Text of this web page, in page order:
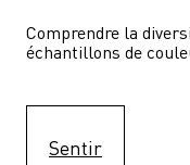
Comprendre la
échantillons de
Sentir